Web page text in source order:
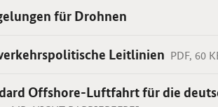
für Drohnen
Leitlinien PDF, 60
Offshore-Luftfahrt für die